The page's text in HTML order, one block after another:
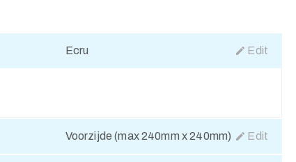
Ecru Edit
Voorzijde (max 240mm x 240mm) Edit